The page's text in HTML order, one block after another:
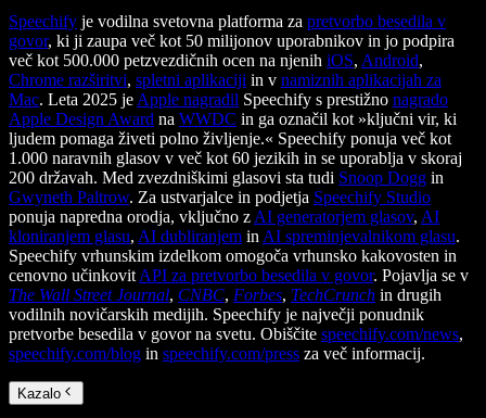
Speechify je vodilna svetovna platforma za pretvorbo besedila v
govor, ki ji zaupa več kot 50 milijonov uporabnikov in jo podpira
več kot 500.000 petzvezdičnih ocen na njenih iOS, Android,
Chrome razširitvi, spletni aplikaciji in v namiznih aplikacijah za
Mac. Leta 2025 je Apple nagradil Speechify s prestižno nagrado
Apple Design Award na WWDC in ga označil kot »ključni vir, ki
ljudem pomaga živeti polno življenje.« Speechify ponuja več kot
1.000 naravnih glasov v več kot 60 jezikih in se uporablja v skoraj
200 državah. Med zvezdniškimi glasovi sta tudi Snoop Dogg in
Gwyneth Paltrow. Za ustvarjalce in podjetja Speechify Studio
ponuja napredna orodja, vključno z AI generatorjem glasov, AI
kloniranjem glasu, AI dubliranjem in AI spreminjevalnikom glasu.
Speechify vrhunskim izdelkom omogoča vrhunsko kakovosten in
cenovno učinkovit API za pretvorbo besedila v govor. Pojavlja se v
The Wall Street Journal, CNBC, Forbes, TechCrunch in drugih
vodilnih novičarskih medijih. Speechify je največji ponudnik
pretvorbe besedila v govor na svetu. Obiščite speechify.com/news,
speechify.com/blog in speechify.com/press za več informacij.
Kazalo